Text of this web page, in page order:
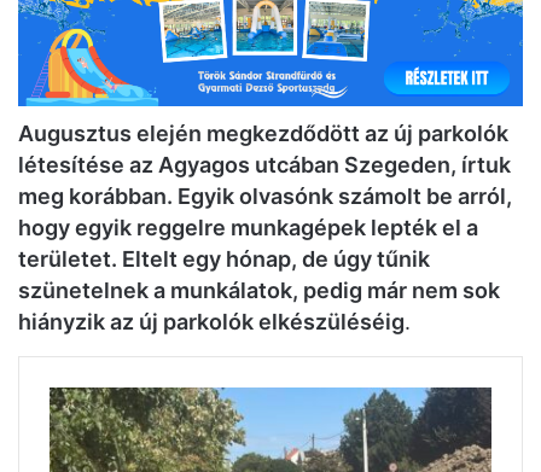
Augusztus elején megkezdődött az új parkolók
létesítése az Agyagos utcában Szegeden, írtuk
meg korábban. Egyik olvasónk számolt be arról,
hogy egyik reggelre munkagépek lepték el a
területet. Eltelt egy hónap, de úgy tűnik
szünetelnek a munkálatok, pedig már nem sok
hiányzik az új parkolók elkészüléséig.